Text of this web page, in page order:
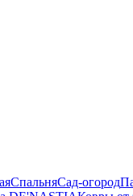
СпальняСад-огород